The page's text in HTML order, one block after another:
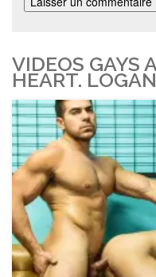
VIDEOS GAYS
HEART.